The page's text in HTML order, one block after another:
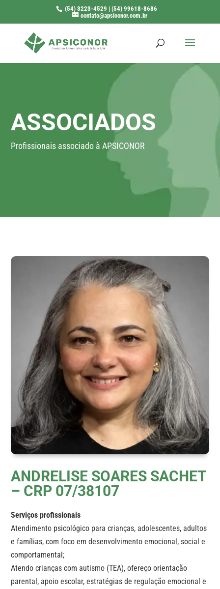
(54) 3223-4529 | (54) 99618-8686
contato@apsiconor.com.br
ASSOCIADOS
Profissionais associado à APSICONOR
ANDRELISE SOARES SACHET
– CRP 07/38107
Serviços profissionais
Atendimento psicológico para crianças, adolescentes, adultos
e famílias, com foco em desenvolvimento emocional, social e
comportamental;
Atendo crianças com autismo (TEA), ofereço orientação
parental, apoio escolar, estratégias de regulação emocional e